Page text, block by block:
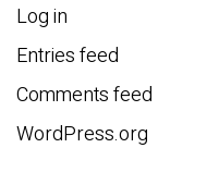
Log in
Entries feed
Comments feed
WordPress.org